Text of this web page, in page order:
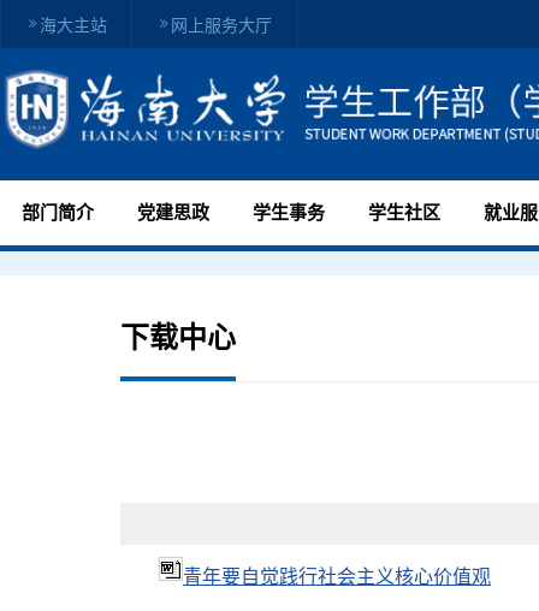
海大主站 网上服务大厅
部门简介 党建思政 学生事务 学生社区 就业
下载中心
青年要自觉践行社会主义核心价值观